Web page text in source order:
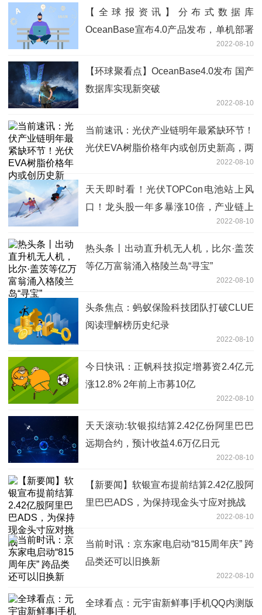
【全球报资讯】分布式数据库
OceanBase宣布4.0产品发布，单机部署
2022-08-10
【环球聚看点】OceanBase4.0发布 国产
数据库实现新突破
2022-08-10
当前速讯：光伏产业链明年最紧缺环节！
光伏EVA树脂价格年内或创历史新高，两
2022-08-10
天天即时看！光伏TOPCon电池站上风
口！龙头股一年多暴涨10倍，产业链上
2022-08-10
热头条丨出动直升机无人机，比尔·盖茨
等亿万富翁涌入格陵兰岛“寻宝”
2022-08-10
头条焦点：蚂蚁保险科技团队打破CLUE
阅读理解榜历史纪录
2022-08-10
今日快讯：正帆科技拟定增募资2.4亿元
涨12.8% 2年前上市募10亿
2022-08-10
天天滚动:软银拟结算2.42亿份阿里巴巴
远期合约，预计收益4.6万亿日元
2022-08-10
【新要闻】软银宣布提前结算2.42亿股阿
里巴巴ADS，为保持现金头寸应对挑战
2022-08-10
当前时讯：京东家电启动“815周年庆” 跨
品类还可以旧换新
2022-08-10
全球看点：元宇宙新鲜事|手机QQ内测版